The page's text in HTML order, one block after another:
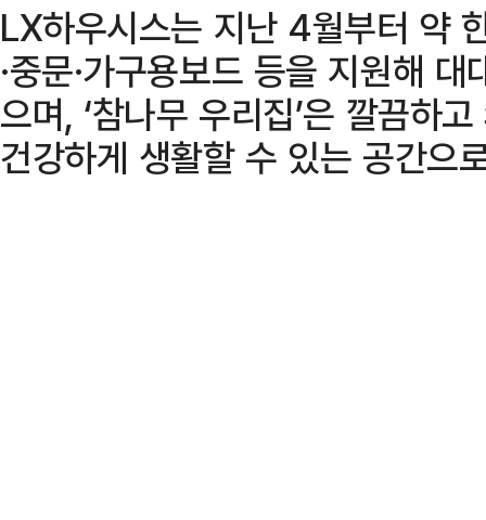
LX하우시스는 지난 4월부터 약
·중문·가구용보드 등을 지원해
으며, ‘참나무 우리집’은 깔끔하
건강하게 생활할 수 있는 공간으